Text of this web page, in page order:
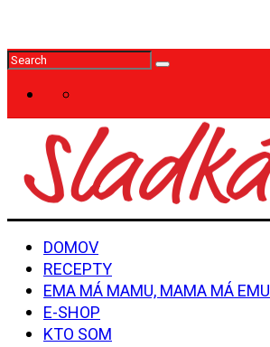
DOMOV
RECEPTY
EMA MÁ MAMU, MAMA MÁ EMU
E-SHOP
KTO SOM